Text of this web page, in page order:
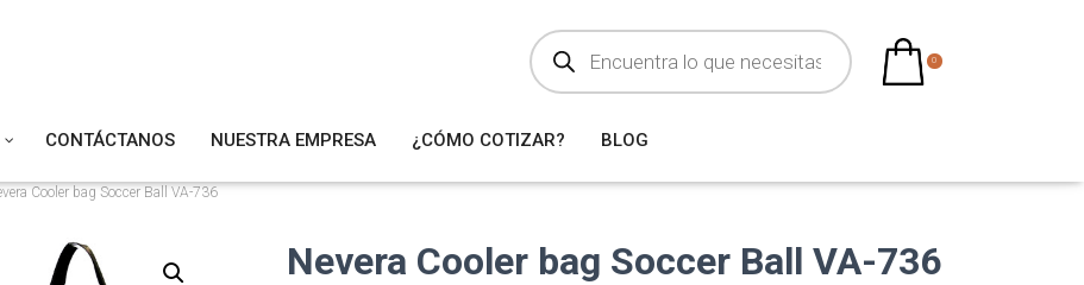
ú
q
a
d
t
0
CONTÁCTANOS NUESTRA EMPRESA ¿CÓMO COTIZAR? BLOG
Cooler bag Soccer Ball VA-736
Nevera Cooler bag Soccer Ball VA-736